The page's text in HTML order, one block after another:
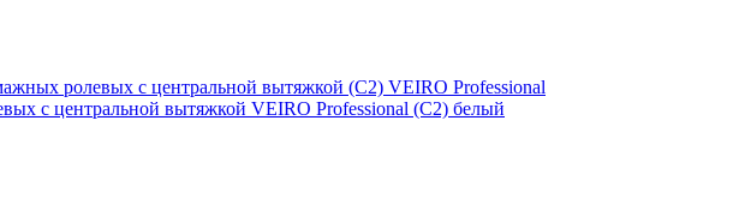
с центральной вытяжкой VEIRO Professional (C2) белый